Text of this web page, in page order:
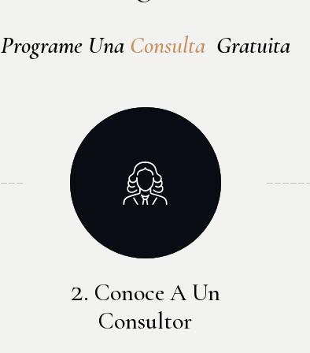
Programe Una Consulta
  Gratuita
Conoce A Un
Consultor